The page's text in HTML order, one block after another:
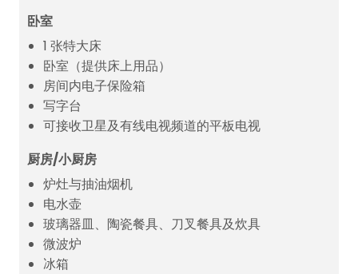
卧室
1 张特大床
卧室（提供床上用品）
房间内电子保险箱
写字台
可接收卫星及有线电视频道的平板电视
厨房/小厨房
炉灶与抽油烟机
电水壶
玻璃器皿、陶瓷餐具、刀叉餐具及炊具
微波炉
冰箱